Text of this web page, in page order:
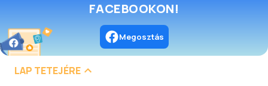
FACEBOOKON!
Megosztás
LAP TETEJÉRE